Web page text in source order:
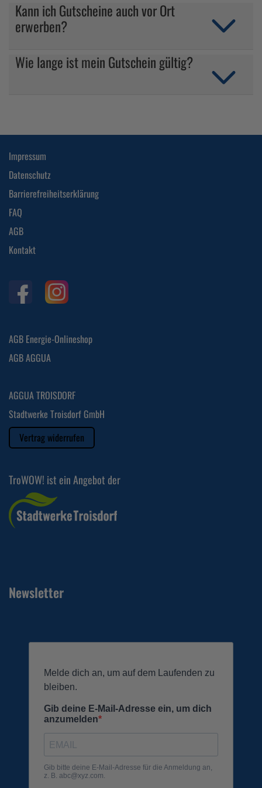
Kann ich Gutscheine auch vor Ort
erwerben?
Wie lange ist mein Gutschein gültig?
Impressum
Datenschutz
Barrierefreiheitserklärung
FAQ
AGB
Kontakt
AGB Energie-Onlineshop
AGB AGGUA
AGGUA TROISDORF
Stadtwerke Troisdorf GmbH
Vertrag widerrufen
TroWOW! ist ein Angebot der
Newsletter